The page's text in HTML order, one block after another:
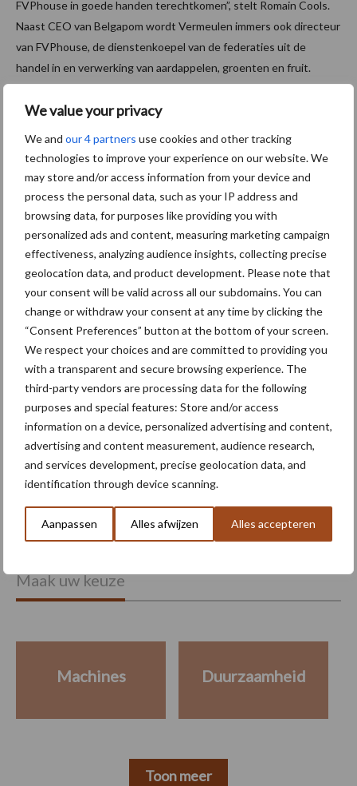
We value your privacy
We and our 4 partners use cookies and other tracking
technologies to improve your experience on our website. We
may store and/or access information from your device and
process the personal data, such as your IP address and
browsing data, for purposes like providing you with
personalized ads and content, measuring marketing campaign
effectiveness, analyzing audience insights, collecting precise
geolocation data, and product development. Please note that
your consent will be valid across all our subdomains. You can
change or withdraw your consent at any time by clicking the
“Consent Preferences” button at the bottom of your screen.
We respect your choices and are committed to providing you
with a transparent and secure browsing experience. The
third-party vendors are processing data for the following
purposes and special features: Store and/or access
information on a device, personalized advertising and content,
advertising and content measurement, audience research,
and services development, precise geolocation data, and
identification through device scanning.
Aanpassen Alles afwijzen Alles accepteren
FVPhouse in goede handen terechtkomen”, stelt Romain Cools.
Naast CEO van Belgapom wordt Vermeulen immers ook directeur
van FVPhouse, de dienstenkoepel van de federaties uit de
handel in en verwerking van aardappelen, groenten en fruit.
Meer artikelen over
“Hoge verwachtingen van
schijven voor kouters”
Nieuwe compacte
gedragen pootcombinatie
van AVR
Provincie Antwerpen breidt
onttrekkingsverbod uit:
geen water meer
oppompen uit onbevaarbare
waterlopen
Meer lezen over:
Maak uw keuze
Machines Duurzaamheid
Toon meer